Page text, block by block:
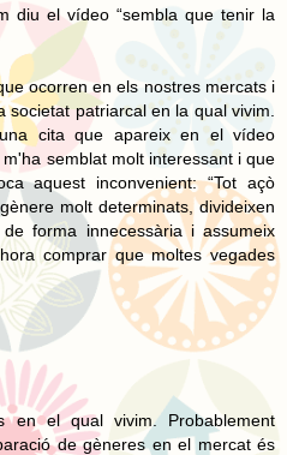
diu el vídeo “sembla que tenir la
ocorren en els nostres mercats i
societat patriarcal en la qual vivim.
cita que apareix en el vídeo
semblat molt interessant i que
aquest inconvenient: “Tot açò
molt determinats, divideixen
forma innecessària i assumeix
comprar que moltes vegades
en el qual vivim. Probablement
de gèneres en el mercat és